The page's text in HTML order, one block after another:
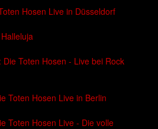
Hosen Live in Düsseldorf
Toten Hosen - Live bei Rock
Toten Hosen Live in Berlin
Toten Hosen Live - Die volle